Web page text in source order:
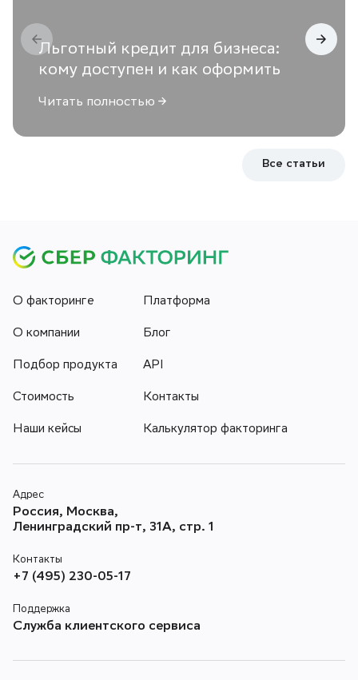
Все статьи
Льготный кредит для бизнеса:
кому доступен и как оформить
Читать полностью
О факторинге
О компании
Подбор продукта
Стоимость
Наши кейсы
Платформа
Блог
API
Контакты
Калькулятор факторинга
Адрес
Россия, Москва,
Ленинградский пр-т, 31А, стр. 1
Контакты
+7 (495) 230-05-17
Поддержка
Служба клиентского сервиса